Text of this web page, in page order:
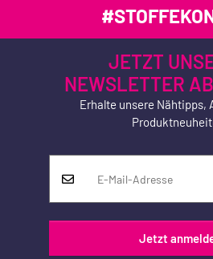
JETZT
NEWSLETTER
Erhalte unsere Nähtipps,
Jetzt